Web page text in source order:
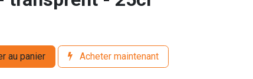
au panier Acheter maintenant